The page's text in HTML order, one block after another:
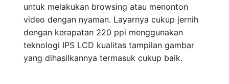
untuk melakukan browsing atau menonton
video dengan nyaman. Layarnya cukup jernih
dengan kerapatan 220 ppi menggunakan
teknologi IPS LCD kualitas tampilan gambar
yang dihasilkannya termasuk cukup baik.